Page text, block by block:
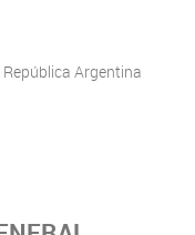
Argentina